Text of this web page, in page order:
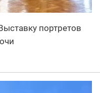
портретов